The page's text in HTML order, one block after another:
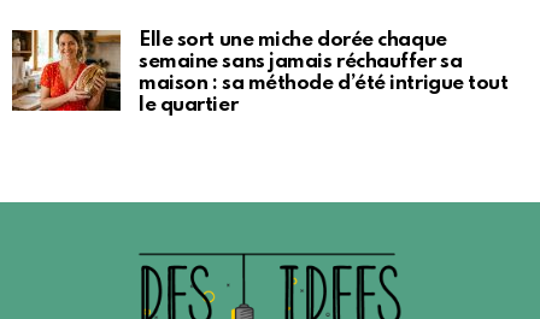
Elle sort une miche dorée chaque
semaine sans jamais réchauffer sa
maison : sa méthode d’été intrigue tout
le quartier